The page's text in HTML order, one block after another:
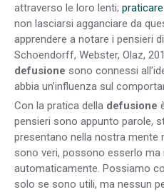
attraverso le loro lenti;
non lasciarsi agganciare da
apprendere a notare i pensieri
Schoendorff, Webster, Olaz,
defusione sono connessi
abbia un’influenza sul
Con la pratica della defusione
pensieri sono appunto parole,
presentano nella nostra mente
sono veri, possono esserlo ma
automaticamente. Possiamo
solo se sono utili, ma nessun